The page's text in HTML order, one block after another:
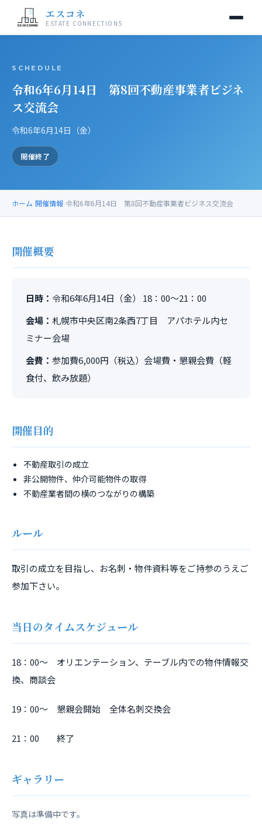
エスコネ
ESTATE CONNECTIONS
開催情報
運営事務局
SCHEDULE
令和6年6月14日 第8回不動産事業者ビジネ
ス交流会
令和6年6月14日（金）
開催終了
ホーム 開催情報 令和6年6月14日 第8回不動産事業者ビジネス交流会
開催概要
日時： 令和6年6月14日（金） 18：00～21：00
会場： 札幌市中央区南2条西7丁目 アパホテル内セ
ミナー会場
会費： 参加費6,000円（税込）会場費・懇親会費（軽
食付、飲み放題）
開催目的
不動産取引の成立
非公開物件、仲介可能物件の取得
不動産業者間の横のつながりの構築
ルール
取引の成立を目指し、お名刺・物件資料等をご持参のうえご
参加下さい。
当日のタイムスケジュール
18：00～ オリエンテーション、テーブル内での物件情報交
換、商談会
19：00～ 懇親会開始 全体名刺交換会
21：00 終了
ギャラリー
写真は準備中です。